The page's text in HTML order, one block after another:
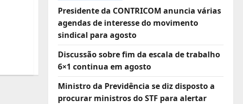
Presidente da CONTRICOM anuncia várias
agendas de interesse do movimento
sindical para agosto
Discussão sobre fim da escala de trabalho
6×1 continua em agosto
Ministro da Previdência se diz disposto a
procurar ministros do STF para alertar